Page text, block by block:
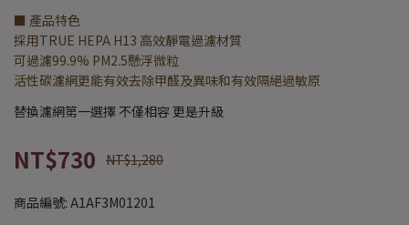
■ 產品特色
採用TRUE HEPA H13 高效靜電過濾材質
可過濾99.9% PM2.5懸浮微粒
活性碳濾網更能有效去除甲醛及異味和有效隔絕過敏原
替換濾網第一選擇 不僅相容 更是升級
NT$730 NT$1,280
商品編號: A1AF3M01201